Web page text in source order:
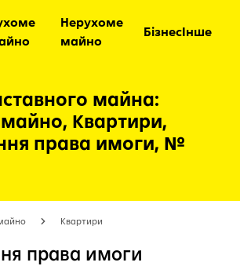
Нерухоме
майно
БізнесІнше
майна:
Квартири,
права имоги, №
Квартири
права имоги